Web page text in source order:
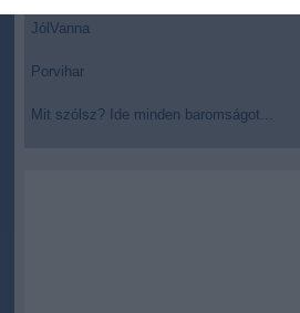
functionality and fraud
user protection.
JólVanna
Porvihar
Mit szólsz? Ide minden baromságot...